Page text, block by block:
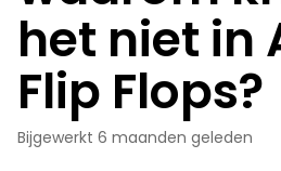
het niet in
Flip Flops?
Bijgewerkt 6 maanden geleden